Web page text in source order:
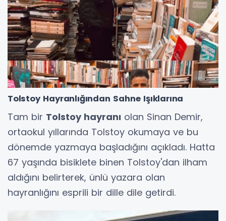
Tolstoy Hayranlığından Sahne Işıklarına
Tam bir Tolstoy hayranı olan Sinan Demir,
ortaokul yıllarında Tolstoy okumaya ve bu
dönemde yazmaya başladığını açıkladı. Hatta
67 yaşında bisiklete binen Tolstoy'dan ilham
aldığını belirterek, ünlü yazara olan
hayranlığını esprili bir dille dile getirdi.